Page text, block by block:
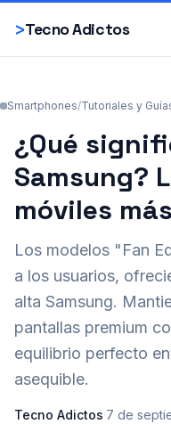
>Tecno Adictos
Smartphones
Smartphones/Tutoriales y
¿Qué
Samsung?
móviles
Los modelos "Fan
a los usuarios,
alta Samsung.
pantallas premium
equilibrio perfecto
asequible.
Tecno Adictos·7 de